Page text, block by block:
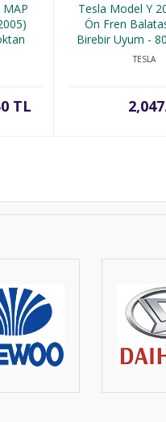
MAP
TL
Tesla Model Y
Ön Fren
Birebir Uyum -
TESLA